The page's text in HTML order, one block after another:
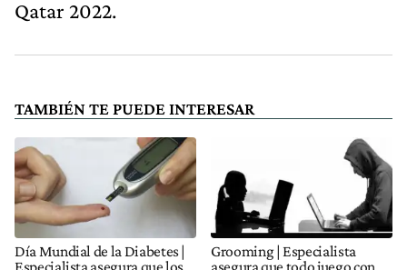
Qatar 2022.
TAMBIÉN TE PUEDE INTERESAR
Día Mundial de la Diabetes |
Especialista asegura que los
Grooming | Especialista
asegura que todo juego con